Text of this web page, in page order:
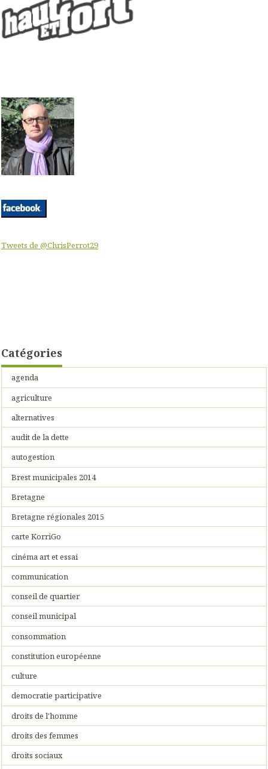
Tweets de @ChrisPerrot29
Catégories
agenda
agriculture
alternatives
audit de la dette
autogestion
Brest municipales 2014
Bretagne
Bretagne régionales 2015
carte KorriGo
cinéma art et essai
communication
conseil de quartier
conseil municipal
consommation
constitution européenne
culture
democratie participative
droits de l'homme
droits des femmes
droits sociaux